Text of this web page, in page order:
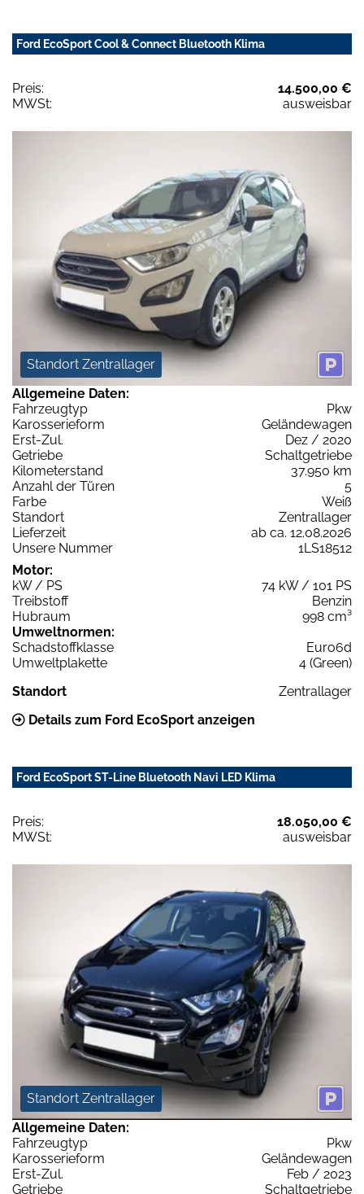
Ford EcoSport Cool & Connect Bluetooth Klima
Preis:
14.500,00 €
MWSt:
ausweisbar
Standort Zentrallager
Allgemeine Daten:
Fahrzeugtyp
Pkw
Karosserieform
Geländewagen
Erst-Zul.
Dez / 2020
Getriebe
Schaltgetriebe
Kilometerstand
37.950 km
Anzahl der Türen
5
Farbe
Weiß
Standort
Zentrallager
Lieferzeit
ab ca. 12.08.2026
Unsere Nummer
1LS18512
Motor:
kW / PS
74 kW / 101 PS
Treibstoff
Benzin
Hubraum
998 cm³
Umweltnormen:
Schadstoffklasse
Euro6d
Umweltplakette
4 (Green)
Standort
Zentrallager
Details zum Ford EcoSport anzeigen
Ford EcoSport ST-Line Bluetooth Navi LED Klima
Preis:
18.050,00 €
MWSt:
ausweisbar
Standort Zentrallager
Allgemeine Daten:
Fahrzeugtyp
Pkw
Karosserieform
Geländewagen
Erst-Zul.
Feb / 2023
Getriebe
Schaltgetriebe